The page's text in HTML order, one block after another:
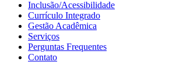
Inclusão/Acessibilidade
Currículo Integrado
Gestão Acadêmica
Serviços
Perguntas Frequentes
Contato